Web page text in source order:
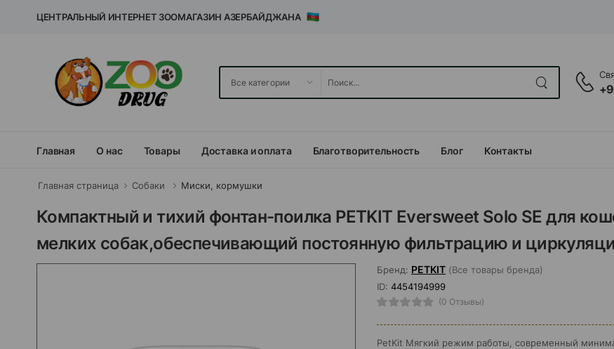
ЦЕНТРАЛЬНЫЙ ИНТЕРНЕТ ЗООМАГАЗИН АЗЕРБАЙДЖАНА
Главная О нас Товары Доставка и оплата Благотворительность Блог Контакты
Главная страница Собаки Миски, кормушки
Компактный и тихий фонтан-поилка PETKIT Eversweet Solo SE для
мелких собак,обеспечивающий постоянную фильтрацию и
Бренд: PETKIT (Все товары бренда)
ID: 4454194999
(0 Отзывы)
PetKit Мягкий режим работы, современный